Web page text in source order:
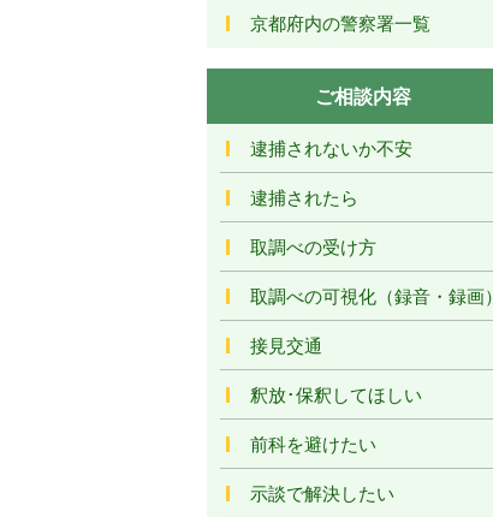
京都府内の警察署一覧
ご相談内容
逮捕されないか不安
逮捕されたら
取調べの受け方
取調べの可視化（録音・録画）
接見交通
釈放･保釈してほしい
前科を避けたい
示談で解決したい